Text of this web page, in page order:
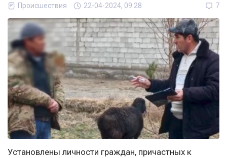
Происшествия 22-04-2024, 09:28 7
Установлены личности граждан, причастных к